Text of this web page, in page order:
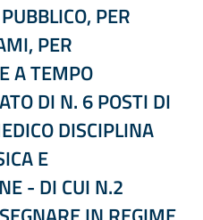
PER
PER
A TEMPO
DI N. 6 POSTI DI
DISCIPLINA
E
- DI CUI N.2